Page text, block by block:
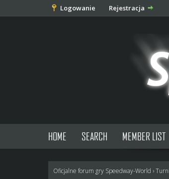
Logowanie Rejestracja
HOME SEARCH MEMBER LIST
Oficjalne forum gry Speedway-World ›